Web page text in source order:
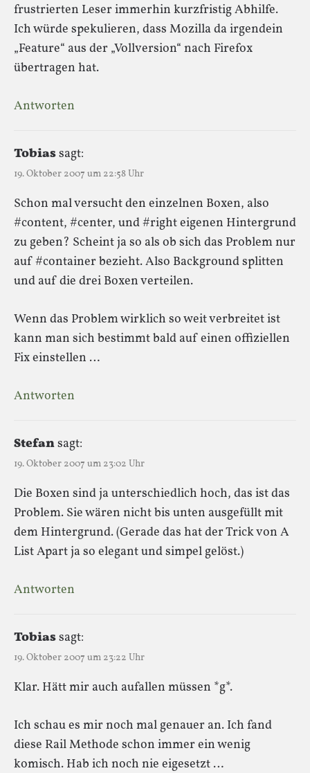
frustrierten Leser immerhin kurzfristig Abhilfe.
Ich würde spekulieren, dass Mozilla da irgendein
„Feature“ aus der „Vollversion“ nach Firefox
übertragen hat.
Antworten
Tobiassagt:
19. Oktober 2007 um 22:58 Uhr
Schon mal versucht den einzelnen Boxen, also
#content, #center, und #right eigenen Hintergrund
zu geben? Scheint ja so als ob sich das Problem nur
auf #container bezieht. Also Background splitten
und auf die drei Boxen verteilen.
Wenn das Problem wirklich so weit verbreitet ist
kann man sich bestimmt bald auf einen offiziellen
Fix einstellen …
Antworten
Stefansagt:
19. Oktober 2007 um 23:02 Uhr
Die Boxen sind ja unterschiedlich hoch, das ist das
Problem. Sie wären nicht bis unten ausgefüllt mit
dem Hintergrund. (Gerade das hat der Trick von A
List Apart ja so elegant und simpel gelöst.)
Antworten
Tobiassagt:
19. Oktober 2007 um 23:22 Uhr
Klar. Hätt mir auch aufallen müssen *g*.
Ich schau es mir noch mal genauer an. Ich fand
diese Rail Methode schon immer ein wenig
komisch. Hab ich noch nie eigesetzt …